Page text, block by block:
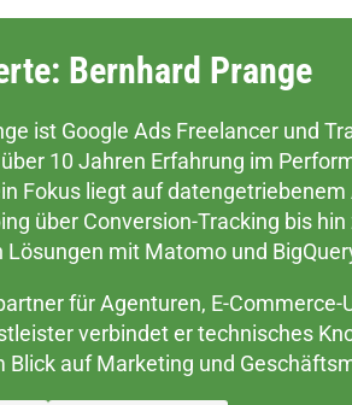
Bernhard Prange
ist Google Ads Freelancer und
10 Jahren Erfahrung im
Fokus liegt auf datengetriebenem
über Conversion-Tracking bis hin
Lösungen mit Matomo und
für Agenturen, E-Commerce-
verbindet er technisches
Blick auf Marketing und